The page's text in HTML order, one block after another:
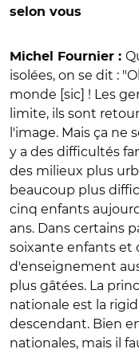
selon vous
Michel Fournier :
isolées, on se dit :
monde [sic] ! Les
limite, ils sont
l'image. Mais ça ne
y a des difficultés
des milieux plus
beaucoup plus
cinq enfants
ans. Dans certains
soixante enfants et
d'enseignement
plus gâtées. La
nationale est la
descendant. Bien
nationales, mais il